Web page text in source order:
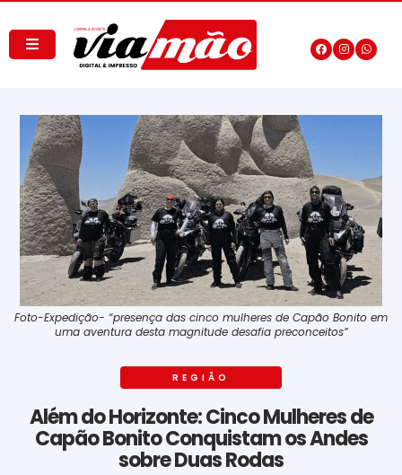
Foto-Expedição- “presença das cinco mulheres de Capão Bonito em
uma aventura desta magnitude desafia preconceitos”
REGIÃO
Além do Horizonte: Cinco Mulheres de
Capão Bonito Conquistam os Andes
sobre Duas Rodas